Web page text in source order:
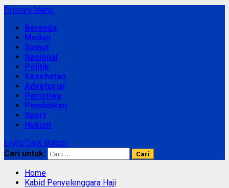
Primary Menu
Beranda
Medan
Sumut
Nasional
Politik
Kesehatan
Advetorial
Peristiwa
Pendidikan
Sport
Hukum
Light/Dark Button
Cari untuk:
Home
Kabid Penyelenggara Haji